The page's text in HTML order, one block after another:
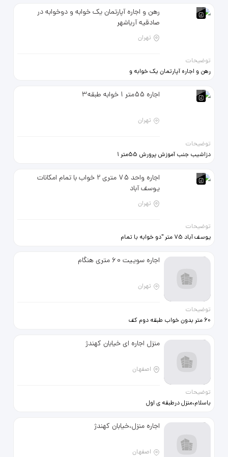
در صورت جوابگو نبودن بیزحمت به
شماره بنده پیام داده تا با شما تماس
بگیریم. از پاسخگویی در برنامه معذورم
رهن و اجاره آپارتمان یک خوابه و دوخوابه در
صادقیه آریاشهر
تهران
توضیحات
رهن و اجاره آپارتمان یک خوابه و
آریاشهر فوری تلفن تماس :
09334855821
اجاره 55متر 1 خوابه طبقه3
تهران
توضیحات
دزاشیب جنب آموزش پرورش 55متر 1
باآسانسور تراس رهن و اجاره 2 میلیارد
قابل تبدیل جهت زوج 09021040755
اجاره واحد 75 متری 2 خواب با تمام امکانات
یوسف آباد
تهران
توضیحات
یوسف آباد 75 متر "دو خوابه با تمام
09123576742
اجاره سوییت 60 متری هنگام
تهران
توضیحات
60 متر بدون خواب طبقه دوم کف
منزل اجاره ای خیابان کهندژ
اصفهان
توضیحات
باسلام،منزل درطبقه ی اول
دی اف،تراس دار،جای پارک موتور،پمپ
وتانک مجزا، آدرس خیابان کهندژ،روبه
روی پمپ بنزین افق
اجاره منزل،خیابان کهندژ
اصفهان